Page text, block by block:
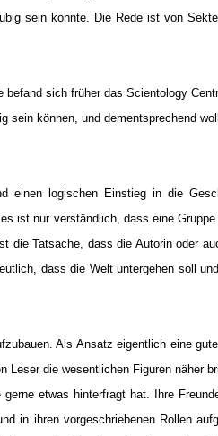
sein konnte. Die Rede ist von
sich früher das Scientology
sein können, und dementsprechend
einen logischen Einstieg in die
ist nur verständlich, dass eine Gruppe
die Tatsache, dass die Autorin oder
dass die Welt untergehen soll
Als Ansatz eigentlich eine
die wesentlichen Figuren näher
etwas hinterfragt hat. Ihre
in ihren vorgeschriebenen Rollen